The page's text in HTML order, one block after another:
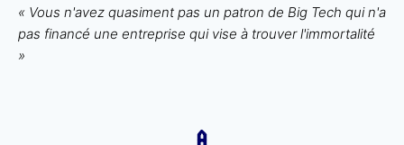
« Vous n'avez quasiment pas un patron de Big Tech qui n'a
pas financé une entreprise qui vise à trouver l'immortalité
»